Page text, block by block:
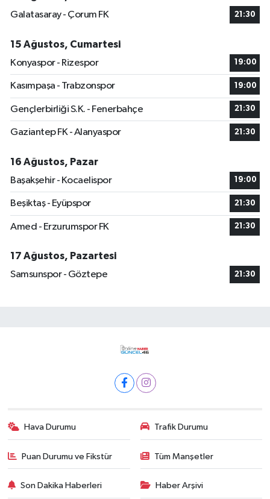
Galatasaray - Çorum FK
21:30
15 Ağustos, Cumartesi
Konyaspor - Rizespor
19:00
Kasımpaşa - Trabzonspor 19:00
Gençlerbirliği S.K. - Fenerbahçe 21:30
Gaziantep FK - Alanyaspor 21:30
16 Ağustos, Pazar
Başakşehir - Kocaelispor
19:00
Beşiktaş - Eyüpspor 21:30
Amed - Erzurumspor FK 21:30
17 Ağustos, Pazartesi
Samsunspor - Göztepe
21:30
Hava Durumu Trafik Durumu
Puan Durumu ve Fikstür Tüm Manşetler
Son Dakika Haberleri Haber Arşivi